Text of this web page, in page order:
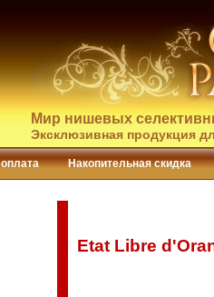
Мир нишевых
Эксклюзивная продукция
Накопительная скидка
Etat Libre